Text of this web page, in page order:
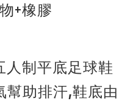
+橡膠
人制平底足球鞋
幫助排汗,鞋底由